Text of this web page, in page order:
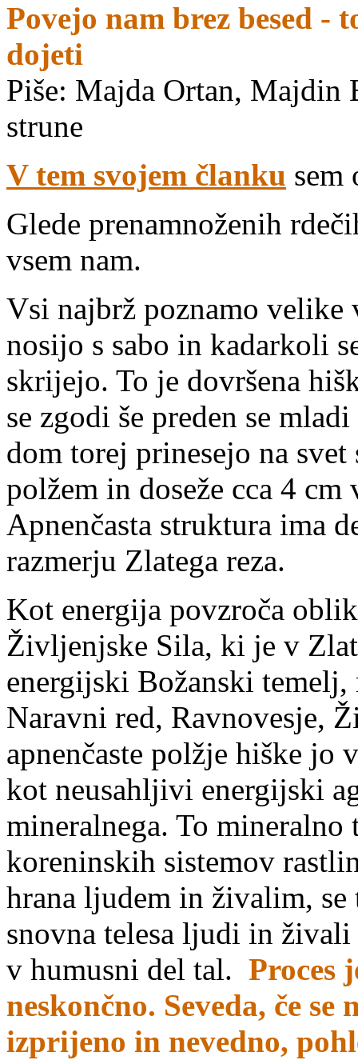
Povejo nam brez besed -
dojeti
Piše: Majda Ortan, Majdin
strune
V tem svojem članku sem
Glede prenamnoženih
vsem nam.
Vsi najbrž poznamo
nosijo s sabo in kadarkoli
skrijejo. To je dovršena
se zgodi še preden se
dom torej prinesejo na
polžem in doseže cca 4
Apnenčasta struktura ima
razmerju Zlatega reza.
Kot energija povzroča
Življenjske Sila, ki je v
energijski Božanski
Naravni red, Ravnovesje,
apnenčaste polžje hiške jo
kot neusahljivi energijski
mineralnega. To
koreninskih sistemov
hrana ljudem in živalim, se
snovna telesa ljudi in
v humusni del tal. Proces
neskončno. Seveda, če
izprijeno in nevedno,